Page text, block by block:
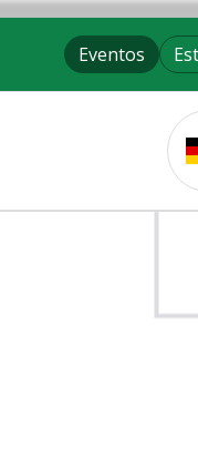
Eventos